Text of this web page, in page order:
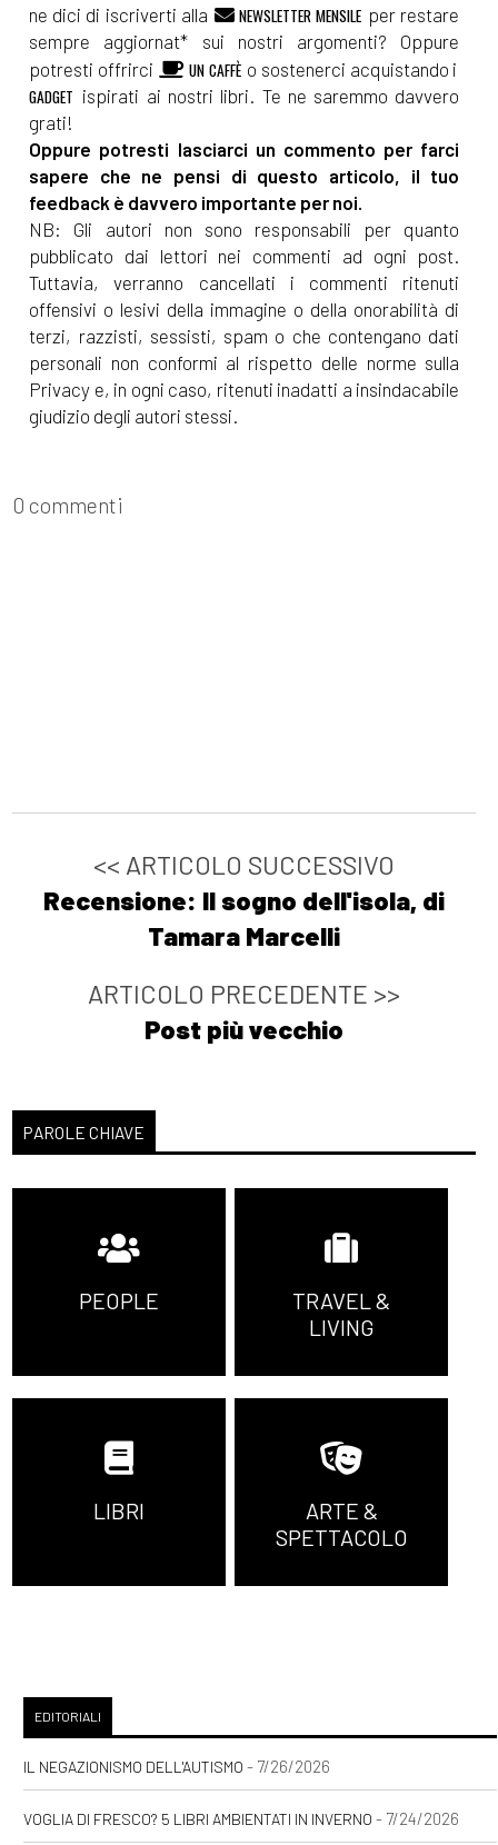
ne dici di iscriverti alla
NEWSLETTER MENSILE per restare
sempre aggiornat* sui nostri argomenti? Oppure
potresti offrirci
UN CAFFÈ o sostenerci acquistando i
GADGET ispirati ai nostri libri. Te ne saremmo davvero
grati!
Oppure potresti lasciarci un commento per farci
sapere che ne pensi di questo articolo, il tuo
feedback è davvero importante per noi.
NB: Gli autori non sono responsabili per quanto
pubblicato dai lettori nei commenti ad ogni post.
Tuttavia, verranno cancellati i commenti ritenuti
offensivi o lesivi della immagine o della onorabilità di
terzi, razzisti, sessisti, spam o che contengano dati
personali non conformi al rispetto delle norme sulla
Privacy e, in ogni caso, ritenuti inadatti a insindacabile
giudizio degli autori stessi.
0 commenti
<< ARTICOLO SUCCESSIVO
Recensione: Il sogno dell'isola, di
Tamara Marcelli
ARTICOLO PRECEDENTE >>
Post più vecchio
PAROLE CHIAVE
PEOPLE
TRAVEL &
LIVING
LIBRI
ARTE &
SPETTACOLO
EDITORIALI
IL NEGAZIONISMO DELL'AUTISMO - 7/26/2026
VOGLIA DI FRESCO? 5 LIBRI AMBIENTATI IN INVERNO - 7/24/2026